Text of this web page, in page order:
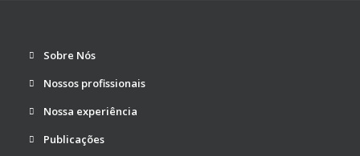
Sobre Nós
Nossos profissionais
Nossa experiência
Publicações